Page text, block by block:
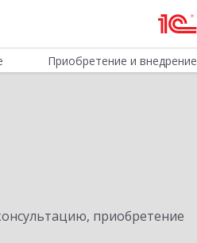
Приобретение и внедрение
приобретение